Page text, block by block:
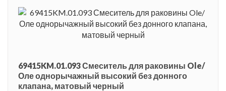
69415KM.01.093 Смеситель для раковины Ole/
Оле однорычажный высокий без донного
клапана, матовый черный